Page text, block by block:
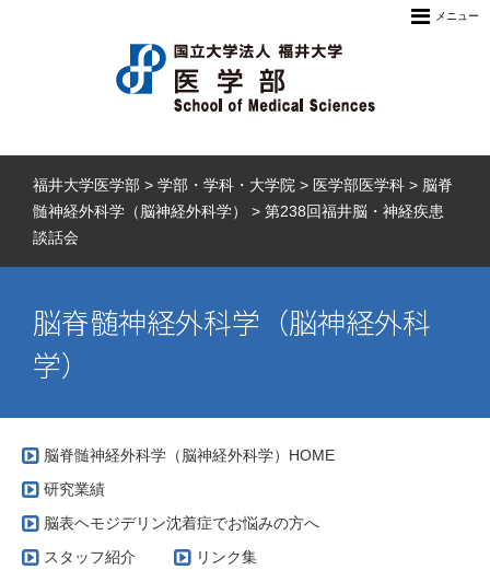
メニュー
福井大学医学部 > 学部・学科・大学院 > 医学部医学科 > 脳脊
髄神経外科学（脳神経外科学）
> 第238回福井脳・神経疾患
談話会
脳脊髄神経外科学（脳神経外科
学）
脳脊髄神経外科学（脳神経外科学）HOME
研究業績
脳表ヘモジデリン沈着症でお悩みの方へ
スタッフ紹介
リンク集